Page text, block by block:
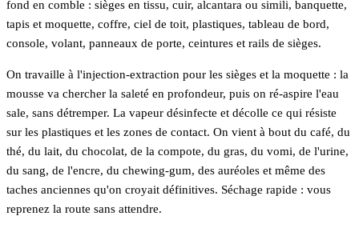
fond en comble : sièges en tissu, cuir, alcantara ou simili, banquette,
tapis et moquette, coffre, ciel de toit, plastiques, tableau de bord,
console, volant, panneaux de porte, ceintures et rails de sièges.
On travaille à l'injection-extraction pour les sièges et la moquette : la
mousse va chercher la saleté en profondeur, puis on ré-aspire l'eau
sale, sans détremper. La vapeur désinfecte et décolle ce qui résiste
sur les plastiques et les zones de contact. On vient à bout du café, du
thé, du lait, du chocolat, de la compote, du gras, du vomi, de l'urine,
du sang, de l'encre, du chewing-gum, des auréoles et même des
taches anciennes qu'on croyait définitives. Séchage rapide : vous
reprenez la route sans attendre.